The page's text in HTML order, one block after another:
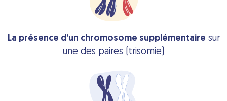
La présence d’un chromosome supplémentaire sur
une des paires (trisomie)